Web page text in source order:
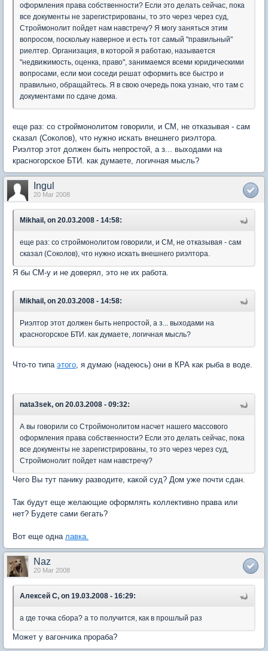
оформления права собственности? Если это делать сейчас, пока
все документы не зарегистрированы, то это через через суд,
Строймонолит пойдет нам навстречу? Я могу заняться этим
вопросом, поскольку наверное и есть тот самый "правильный"
риелтер. Организация, в которой я работаю, называется
"недвижимость, оценка, право", занимаемся всеми юридическими
вопросами, если мои соседи решат оформить все быстро и
правильно, обращайтесь. Я в свою очередь пока узнаю, что там с
документами по сдаче дома.
еще раз: со строймонолитом говорили, и СМ, не отказывая - сам
сказал (Соколов), что нужно искать внешнего риэлтора.
Риэлтор этот должен быть непростой, а з... выходами на
красногорское БТИ. как думаете, логичная мысль?
Ingul
20 Mar 2008
Mikhail, on 20.03.2008 - 14:58:
еще раз: со строймонолитом говорили, и СМ, не отказывая - сам
сказал (Соколов), что нужно искать внешнего риэлтора.
Я бы СМ-у и не доверял, это не их работа.
Mikhail, on 20.03.2008 - 14:58:
Риэлтор этот должен быть непростой, а з... выходами на
красногорское БТИ. как думаете, логичная мысль?
Что-то типа этого , я думаю (надеюсь) они в КРА как рыба в воде.
nata3sek, on 20.03.2008 - 09:32:
А вы говорили со Строймонолитом насчет нашего массового
оформления права собственности? Если это делать сейчас, пока
все документы не зарегистрированы, то это через через суд,
Строймонолит пойдет нам навстречу?
Чего Вы тут панику разводите, какой суд? Дом уже почти сдан.
Так будут еще желающие оформлять коллективно права или
нет? Будете сами бегать?
Вот еще одна лавка.
Naz
20 Mar 2008
Алексей C, on 19.03.2008 - 16:29:
а где точка сбора? а то получится, как в прошлый раз
Может у вагончика прораба?